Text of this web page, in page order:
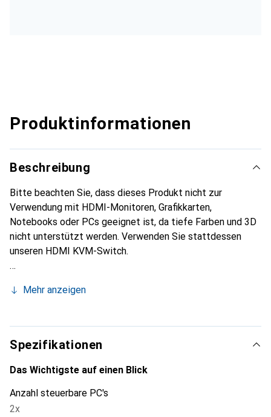
Produktinformationen
Beschreibung
Bitte beachten Sie, dass dieses Produkt nicht zur
Verwendung mit HDMI-Monitoren, Grafikkarten,
Notebooks oder PCs geeignet ist, da tiefe Farben und 3D
nicht unterstützt werden. Verwenden Sie stattdessen
unseren HDMI KVM-Switch.
Mehr anzeigen
Spezifikationen
Das Wichtigste auf einen Blick
Anzahl steuerbare PC's
2x